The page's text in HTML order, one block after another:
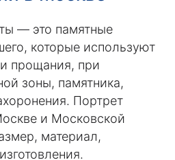
— это памятные
которые используют
прощания, при
зоны, памятника,
Портрет
и Московской
материал,